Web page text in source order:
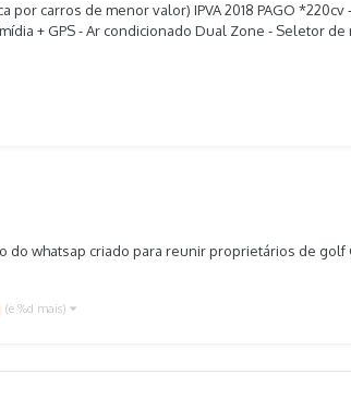
carros de menor valor) IPVA 2018 PAGO
+ GPS - Ar condicionado Dual Zone - Seletor
e chave cópia (014)9 9743-9399 ( Mariangelo)
do whatsap criado para reunir proprietários de
(e %d mais)